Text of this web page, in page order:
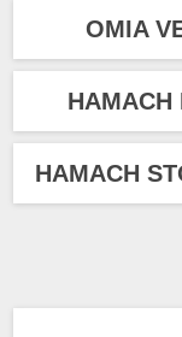
OMIA
HAMACH
HAMACH